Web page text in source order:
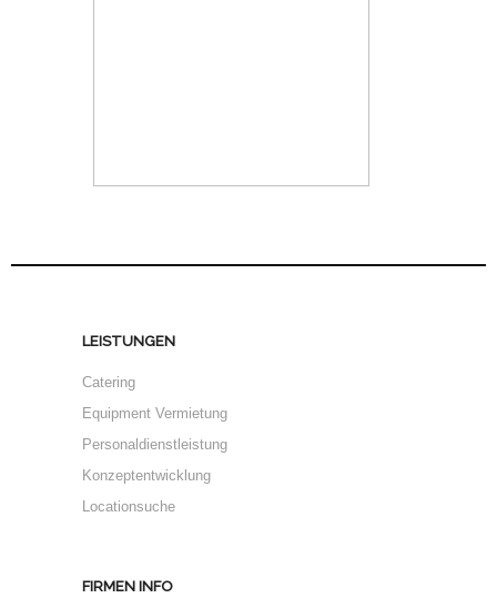
LEISTUNGEN
Catering
Equipment Vermietung
Personaldienstleistung
Konzeptentwicklung
Locationsuche
FIRMEN INFO